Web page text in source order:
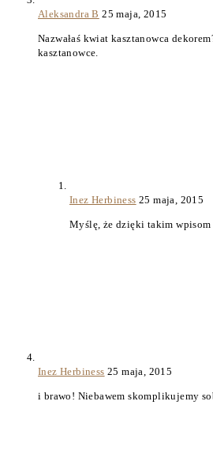
Aleksandra B 25 maja, 2015
Nazwałaś kwiat kasztanowca
kasztanowce.
Inez Herbiness 25 maja, 2015
Myślę, że dzięki takim
Inez Herbiness 25 maja, 2015
i brawo! Niebawem skomplikujemy